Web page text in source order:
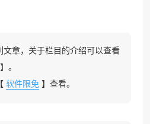
章，关于栏目的介绍可以查看
】。
软件限免 】查看。